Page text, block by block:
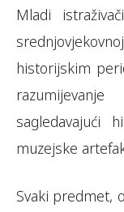
Mladi
historijskim
sagledavajući
muzejske
Svaki predmet,